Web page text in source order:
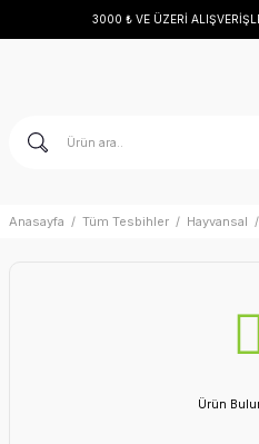
3000 ₺ VE ÜZERİ
Anasayfa Tüm Tesbihler Hayvansal
Ürün